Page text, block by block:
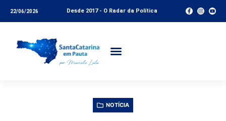
22/06/2026 Desde 2017 - O Radar da Política
NOTÍCIA